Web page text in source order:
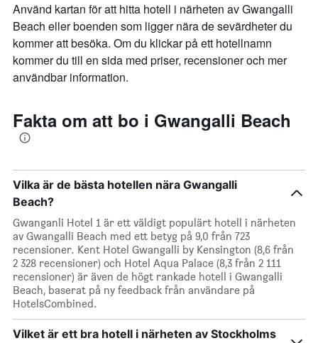
Använd kartan för att hitta hotell i närheten av Gwangalli
Beach eller boenden som ligger nära de sevärdheter du
kommer att besöka. Om du klickar på ett hotellnamn
kommer du till en sida med priser, recensioner och mer
användbar information.
Fakta om att bo i Gwangalli Beach
Vilka är de bästa hotellen nära Gwangalli
Beach?
Gwanganli Hotel 1 är ett väldigt populärt hotell i närheten
av Gwangalli Beach med ett betyg på 9,0 från 723
recensioner. Kent Hotel Gwangalli by Kensington (8,6 från
2 328 recensioner) och Hotel Aqua Palace (8,3 från 2 111
recensioner) är även de högt rankade hotell i Gwangalli
Beach, baserat på ny feedback från användare på
HotelsCombined.
Vilket är ett bra hotell i närheten av Stockholms